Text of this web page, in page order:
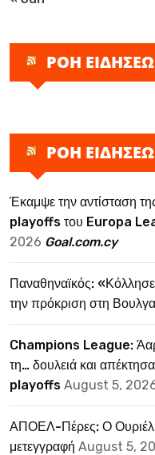
ΡΟΗ
ΡΟΗ
Έκαμψε την αντίσταση
playoffs του Europa
2026 Goal.com.cy
Παναθηναϊκός:
την πρόκριση στη
Champions League:
τη… δουλειά και
playoffs August 5,
ΑΠΟΕΛ-Πέρες: Ο Ουριέλ
μετεγγραφή August 5,